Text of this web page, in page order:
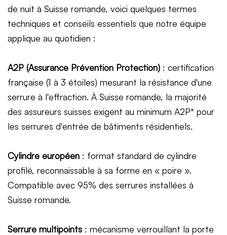
de nuit à Suisse romande, voici quelques termes
techniques et conseils essentiels que notre équipe
applique au quotidien :
A2P (Assurance Prévention Protection) : certification
française (1 à 3 étoiles) mesurant la résistance d'une
serrure à l'effraction. À Suisse romande, la majorité
des assureurs suisses exigent au minimum A2P* pour
les serrures d'entrée de bâtiments résidentiels.
Cylindre européen : format standard de cylindre
profilé, reconnaissable à sa forme en « poire ».
Compatible avec 95% des serrures installées à
Suisse romande.
Serrure multipoints : mécanisme verrouillant la porte